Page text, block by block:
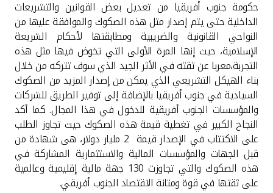
مملكة البحرين
حكومة جنوب أفريقيا من تعديل بعض القوانين والتشريعات
الداخلية حتى يتم إصدار مثل هذه الصكوك والموافقة عليها من
النواحي القانونية والضريبية ومطابقتها لأحكام الشريعة
الإسلامية، حيث إنها المرة الأولى التي تخوض فيها مثل هذه
التجربة،معربا عن ثقته في الأثر الجيد الذي سوف تتركه من خلال
بناء الهيكل التشريعي الذي يمكن من إصدار المزيد من الصكوك
السيادية في جنوب أفريقيا بالإضافة إلى توفير الطريق للشركات
والمؤسسات الجنوب أفريقية للدخول في هذا المجال. كما أكد
النجاح الكبير في تغطية قيمة هذه الصكوك حيث تجاوز الطلب
على الاكتتاب في الإصدار قيمة 2 مليار دولار، هى شهادة من
قبل الجهات والمؤسسات المالية والاستثمارية المشاركة في
هذه الصكوك والتي تجاوزت 130 جهة مالية إقليمية وعالمية
على ثقتها في قوة ومتانة الاقتصاد الجنوب أفريقي.